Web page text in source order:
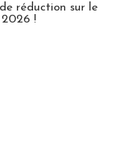
réduction sur le
!